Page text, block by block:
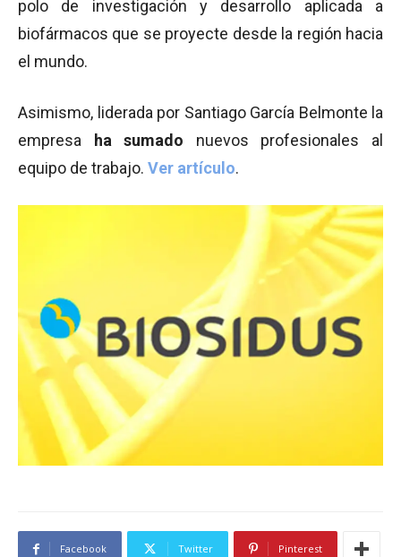
polo de investigación y desarrollo aplicada a
biofármacos que se proyecte desde la región hacia
el mundo.
Asimismo, liderada por Santiago García Belmonte la
empresa
ha sumado nuevos profesionales al
equipo de trabajo. Ver artículo.
Facebook Twitter Pinterest